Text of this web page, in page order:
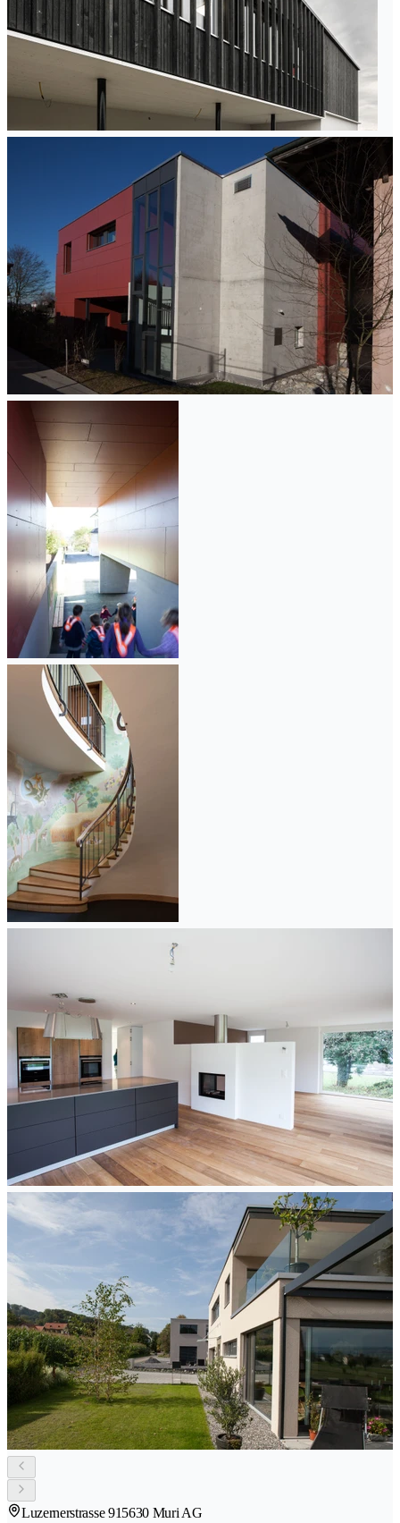
Luzernerstrasse 915630 Muri AG